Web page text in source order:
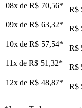
08x de R$ 70,56*
R$
09x de R$ 63,32*
R$
10x de R$ 57,54*
R$
11x de R$ 51,32*
R$
12x de R$ 48,87* R$